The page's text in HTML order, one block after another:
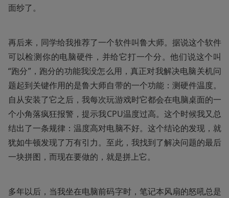
面纱了。
再后来，同学给我推荐了一个软件叫鲁大师。据说这个软件
可以检测你的电脑硬件，并给它打一个分。他们说这个叫
“跑分”，跑分的功能我没怎么用，真正对我解决电脑关机问
题起到关键作用的是鲁大师自带的一个功能：测硬件温度。
自从安装了它之后，我每次玩游戏时它都会在电脑桌面的一
个小角落疯狂报警，提示我CPU温度过高。这个时候我又总
结出了一条规律：温度高对电脑不好。这个结论的发现，就
犹如牛顿发现了万有引力。至此，我找到了解决问题的最后
一块拼图，而现在要做的，就是拼上它。
多年以后，当我坐在电脑前码字时，笔记本风扇的怒吼总是